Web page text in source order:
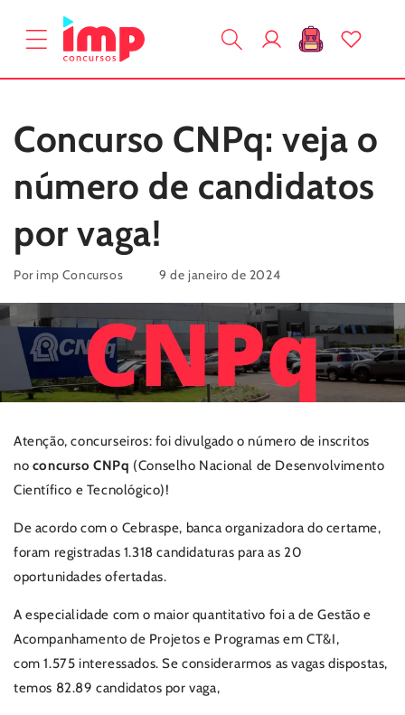
conteúdo
login
Carrinho
Concurso CNPq: veja o
número de candidatos
por vaga!
Por imp Concursos 9 de janeiro de 2024
Atenção, concurseiros: foi divulgado o número de inscritos
no concurso CNPq (Conselho Nacional de Desenvolvimento
Científico e Tecnológico)!
De acordo com o Cebraspe, banca organizadora do certame,
foram registradas 1.318 candidaturas para as 20
oportunidades ofertadas.
A especialidade com o maior quantitativo foi a de Gestão e
Acompanhamento de Projetos e Programas em CT&I,
com1.575 interessados. Se considerarmos as vagas dispostas,
temos 82.89 candidatos por vaga,